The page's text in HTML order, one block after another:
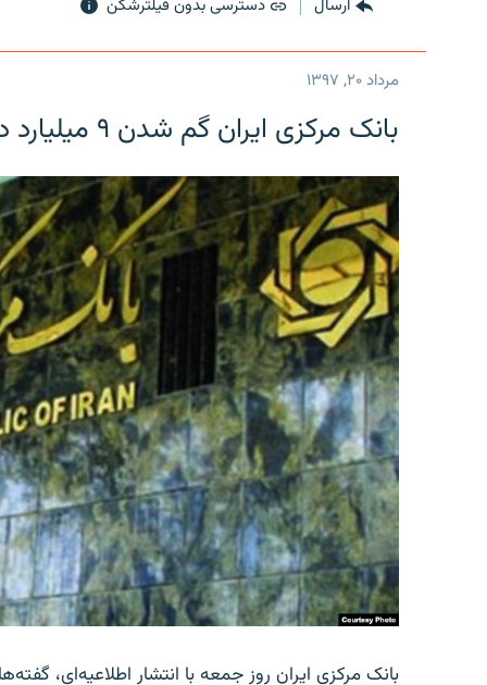
ارسال دسترسی بدون فیلترشکن
مرداد ۲۰, ۱۳۹۷
بانک مرکزی ایران گم شدن ۹ میلیارد دلار را تکذیب کرد